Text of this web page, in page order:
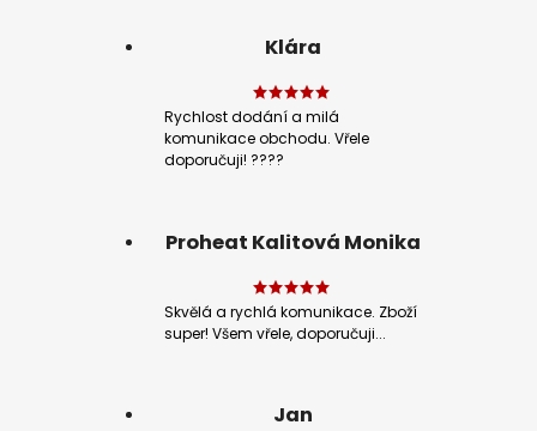
Klára
Rychlost dodání a milá
komunikace obchodu. Vřele
doporučuji! ????
Proheat Kalitová Monika
Skvělá a rychlá komunikace. Zboží
super! Všem vřele, doporučuji...
Jan